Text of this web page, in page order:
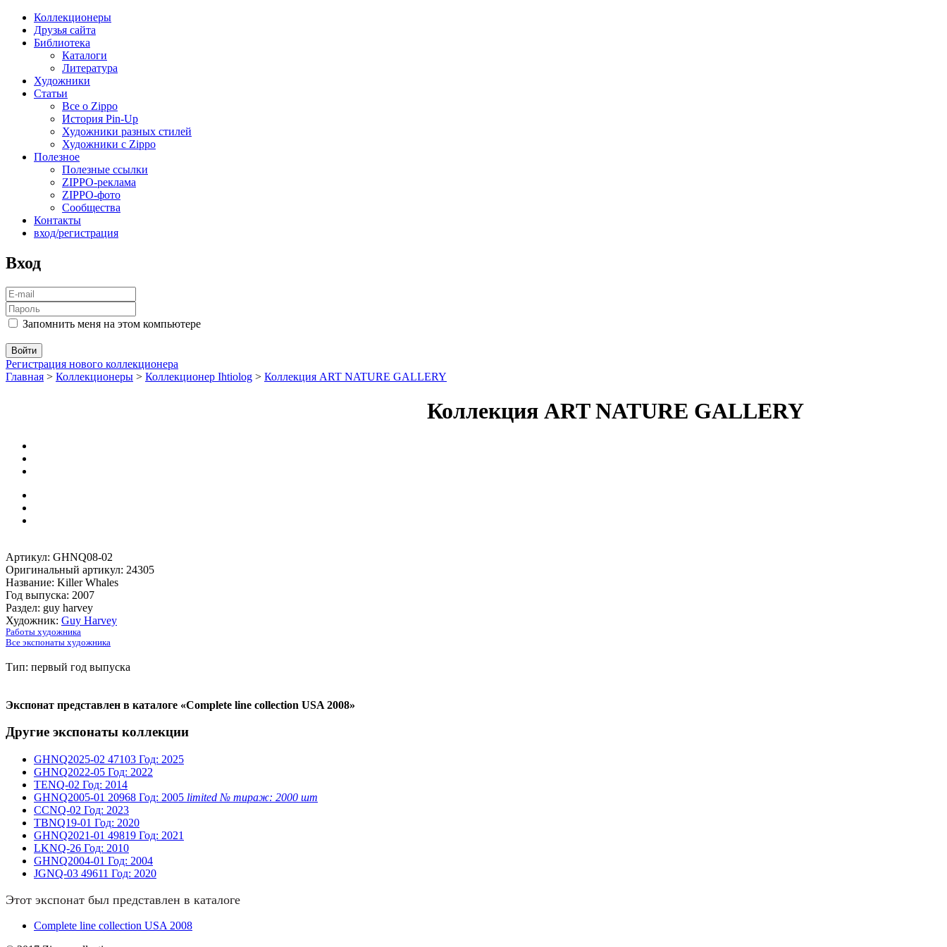
Коллекционеры
Друзья сайта
Библиотека
Каталоги
Литература
Художники
Статьи
Все о Zippo
История Pin-Up
Художники разных стилей
Художники с Zippo
Полезное
Полезные ссылки
ZIPPO-реклама
ZIPPO-фото
Сообщества
Контакты
вход/регистрация
Вход
Запомнить меня на этом компьютере
Регистрация нового коллекционера
Главная > Коллекционеры > Коллекционер Ihtiolog > Коллекция ART NATURE GALLERY
Коллекция ART NATURE GALLERY
Артикул: GHNQ08-02
Оригинальный артикул: 24305
Название: Killer Whales
Год выпуска: 2007
Раздел: guy harvey
Художник: Guy Harvey
Работы художника
Все экспонаты художника
Тип: первый год выпуска
Экспонат представлен в каталоге «Complete line collection USA 2008»
Другие экспонаты коллекции
GHNQ2025-02 47103 Год: 2025
GHNQ2022-05 Год: 2022
TENQ-02 Год: 2014
GHNQ2005-01 20968 Год: 2005 limited № тираж: 2000 шт
CCNQ-02 Год: 2023
TBNQ19-01 Год: 2020
GHNQ2021-01 49819 Год: 2021
LKNQ-26 Год: 2010
GHNQ2004-01 Год: 2004
JGNQ-03 49611 Год: 2020
Этот экспонат был представлен в каталоге
Complete line collection USA 2008